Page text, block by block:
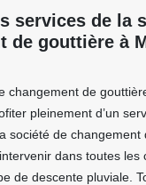
services de la
de gouttière à
changement de
pleinement d’un
société de changement
dans toutes les
de descente pluviale.